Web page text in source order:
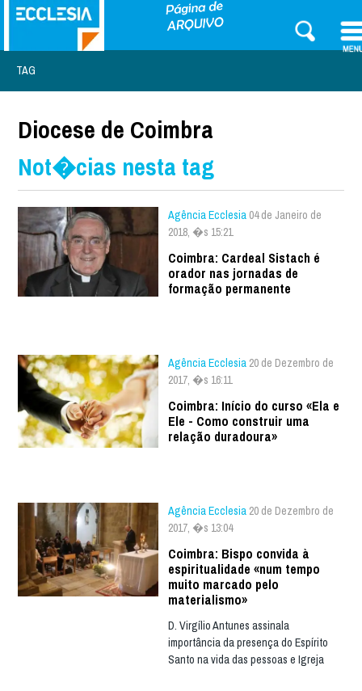
TAG
Diocese de Coimbra
Not�cias nesta tag
Agência Ecclesia 04 de Janeiro de
2018, �s 15:21
Coimbra: Cardeal Sistach é
orador nas jornadas de
formação permanente
Agência Ecclesia 20 de Dezembro de
2017, �s 16:11
Coimbra: Início do curso «Ela e
Ele - Como construir uma
relação duradoura»
Agência Ecclesia 20 de Dezembro de
2017, �s 13:04
Coimbra: Bispo convida à
espiritualidade «num tempo
muito marcado pelo
materialismo»
D. Virgílio Antunes assinala
importância da presença do Espírito
Santo na vida das pessoas e Igreja